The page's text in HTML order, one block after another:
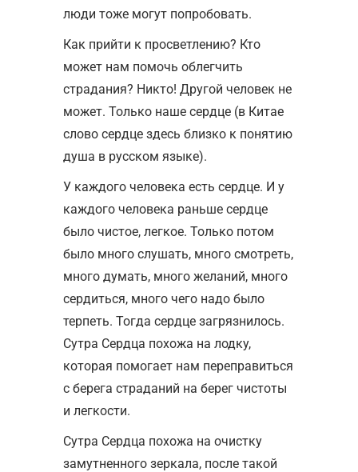
люди тоже могут попробовать.
Как прийти к просветлению? Кто
может нам помочь облегчить
страдания? Никто! Другой человек не
может. Только наше сердце (в Китае
слово сердце здесь близко к понятию
душа в русском языке).
У каждого человека есть сердце. И у
каждого человека раньше сердце
было чистое, легкое. Только потом
было много слушать, много смотреть,
много думать, много желаний, много
сердиться, много чего надо было
терпеть. Тогда сердце загрязнилось.
Сутра Сердца похожа на лодку,
которая помогает нам переправиться
с берега страданий на берег чистоты
и легкости.
Сутра Сердца похожа на очистку
замутненного зеркала, после такой